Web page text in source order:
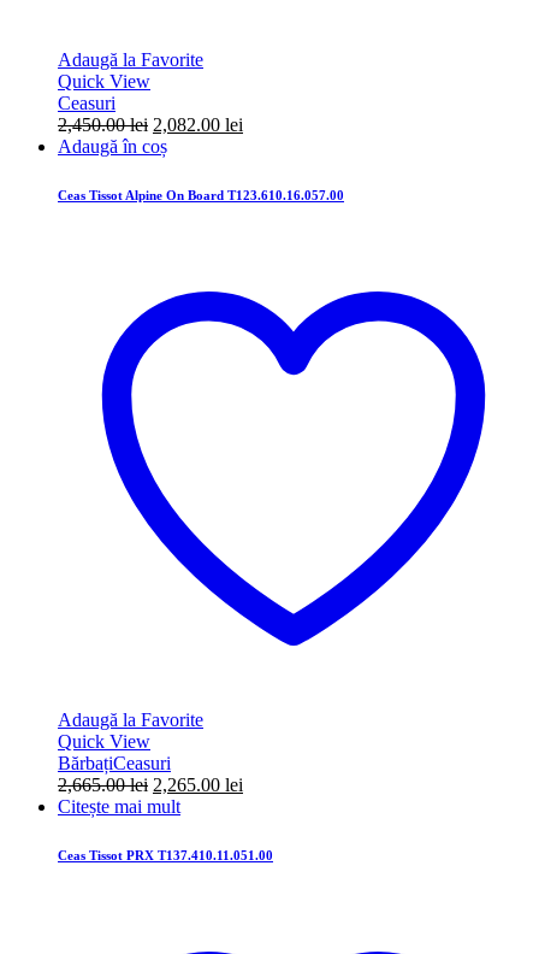
Adaugă la Favorite
Quick View
Ceasuri
2,450.00lei Prețul
inițial
fost:
2,082.00 lei
2,082.00 lei.
Adaugă în coș
Ceas Tissot Alpine On Board T123.610.16.057.00
Adaugă la Favorite
Quick View
BărbațiCeasuri
2,665.00lei Prețul
inițial
fost:
2,265.00 lei
2,265.00 lei.
Citește mai mult
Ceas Tissot PRX T137.410.11.051.00